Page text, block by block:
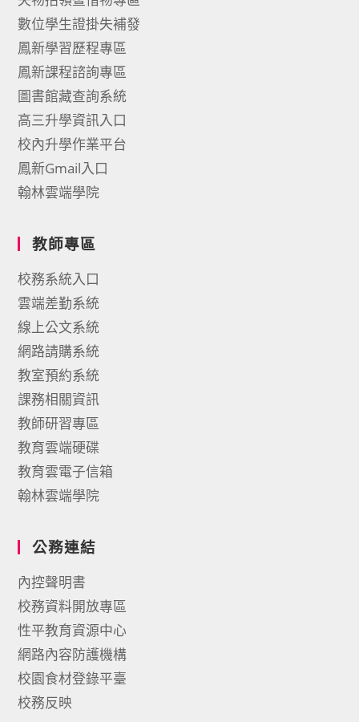
數位學生證掛失補發
鳳新學習歷程專區
鳳新課程諮詢專區
圖書館藏查詢系統
高三升學資訊入口
校內升學作業平台
鳳新Gmail入口
翰林雲端學院
教師專區
校務系統入口
雲端差勤系統
線上公文系統
網路請購系統
教室預約系統
課務相關資訊
教師研習專區
教育雲端硬碟
教育雲電子信箱
翰林雲端學院
公務連結
內控聲明書
校務資料開放專區
性平教育資源中心
網路內容防護機構
校園食材登錄平臺
校務反映